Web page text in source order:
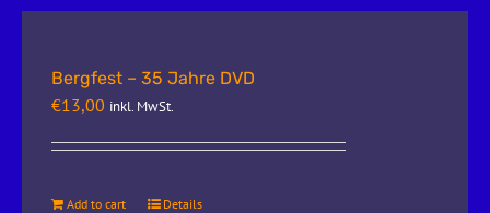
Bergfest – 35 Jahre DVD
€13,00 inkl. MwSt.
Add to cart Details